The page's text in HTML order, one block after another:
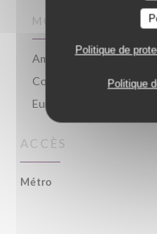
Politique de
Politique
MOYENS DE
Amex, Sans Contact,
Contact, Visa, American
Eurocard/Mastercard,
ACCÈS
Métro